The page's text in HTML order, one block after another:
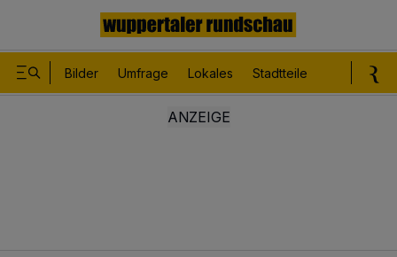
Bilder Umfrage Lokales Stadtteile